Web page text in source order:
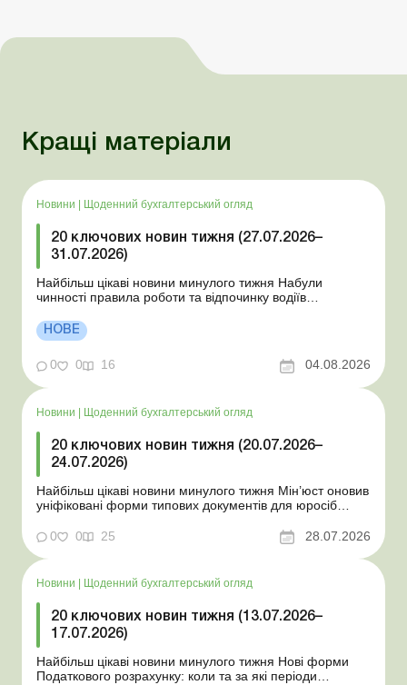
Кращі матеріали
Новини Щоденний бухгалтерський огляд
20 ключових новин тижня (27.07.2026–
31.07.2026)
Найбільш цікаві новини минулого тижня Набули
чинності правила роботи та відпочинку водіїв
стан Для сільгосппідприємств і ФОП запроваджено нові
одноразові статистичні форми З 2 серпня змінюється
порядок зарахування окремих періодів роботи до стр...
НОВЕ
0 0 16 04.08.2026
Новини | Щоденний бухгалтерський огляд
20 ключових новин тижня (20.07.2026–
24.07.2026)
Найбільш цікаві новини минулого тижня Мін’юст оновив
уніфіковані форми типових документів для юросіб
координаційного центру з організації бронювання У
працівника виявлено статус «у розшуку»: що потрібно
0 0 25 28.07.2026
Новини Щоденний бухгалтерський огляд
20 ключових новин тижня (13.07.2026–
17.07.2026)
Найбільш цікаві новини минулого тижня Нові форми
Податкового розрахунку: коли та за які періоди